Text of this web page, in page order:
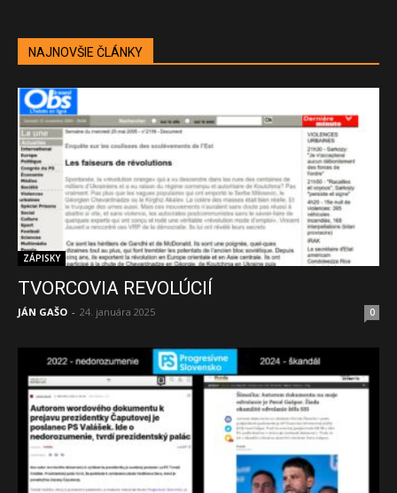
NAJNOVŠIE ČLÁNKY
ZÁPISKY
TVORCOVIA REVOLÚCIÍ
JÁN GAŠO - 24. januára 2025 0